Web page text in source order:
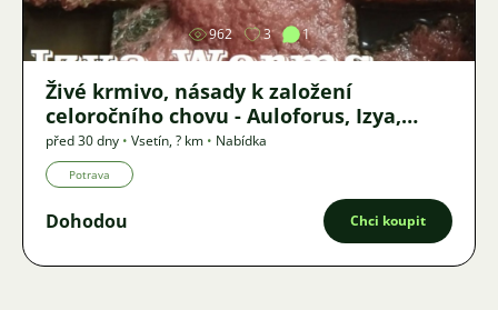
962 3 1
Živé krmivo, násady k založení
celoročního chovu - Auloforus, Izya,
Grindal, Roupice, Moina,
před 30 dny • Vsetín,? km • Nabídka
Potrava
Dohodou Chci koupit